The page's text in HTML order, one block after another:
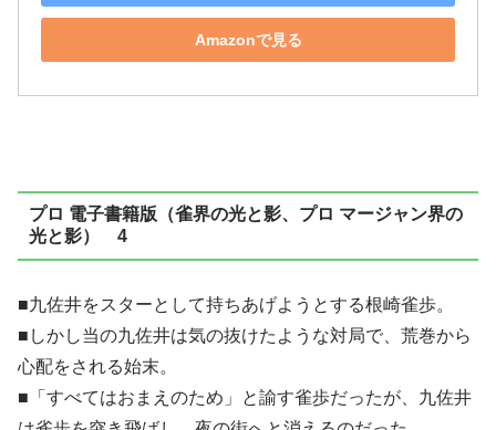
Amazonで見る
プロ 電子書籍版（雀界の光と影、プロ マージャン界の
光と影） 4
■九佐井をスターとして持ちあげようとする根崎雀歩。
■しかし当の九佐井は気の抜けたような対局で、荒巻から
心配をされる始末。
■「すべてはおまえのため」と諭す雀歩だったが、九佐井